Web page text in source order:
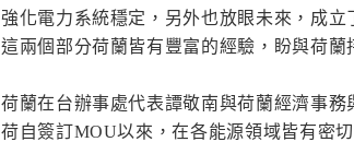
強化電力系統穩定，另外也放眼未來，成
這兩個部分荷蘭皆有豐富的經驗，盼與荷
荷蘭在台辦事處代表譚敬南與荷蘭經濟事務
荷自簽訂MOU以來，在各能源領域皆有密